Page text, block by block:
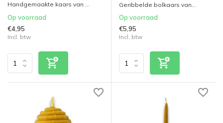
Handgemaakte kaars van ...
Op voorraad
€4,95
Incl. btw
Geribbelde bolkaars van...
Op voorraad
€5,95
Incl. btw